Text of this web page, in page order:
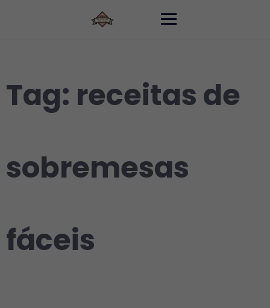
Tag: receitas de
sobremesas
fáceis